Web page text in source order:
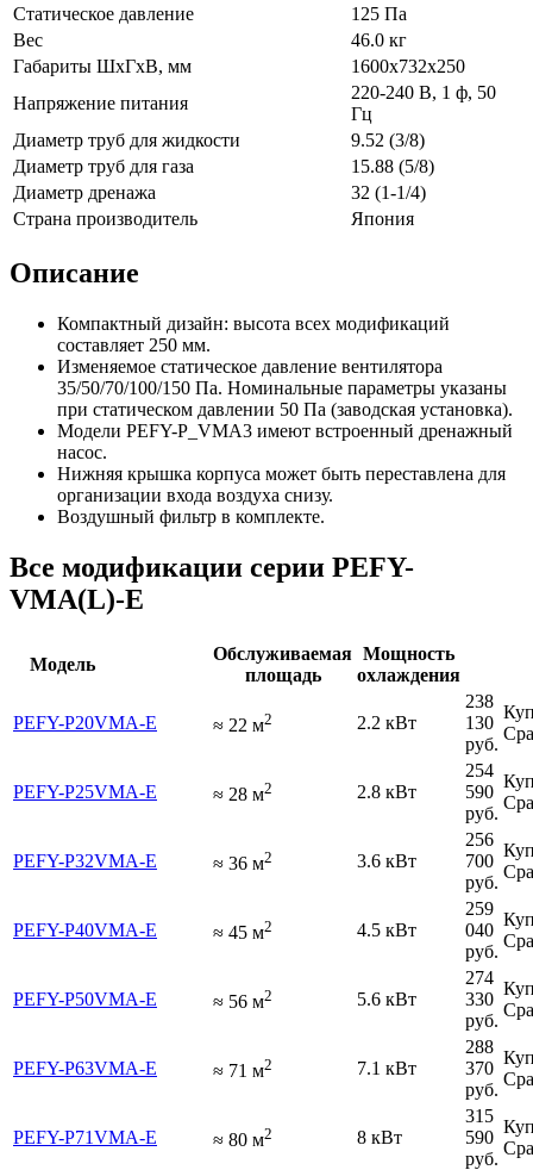
Статическое давление
125 Па
Вес
46.0 кг
Габариты ШхГхВ, мм
1600x732x250
Напряжение питания
220-240 В, 1 ф, 50
Гц
Диаметр труб для жидкости
9.52 (3/8)
Диаметр труб для газа
15.88 (5/8)
Диаметр дренажа
32 (1-1/4)
Страна производитель
Япония
Описание
Компактный дизайн: высота всех модификаций
составляет 250 мм.
Изменяемое статическое давление вентилятора
35/50/70/100/150 Па. Номинальные параметры указаны
при статическом давлении 50 Па (заводская установка).
Модели PEFY-P_VMA3 имеют встроенный дренажный
насос.
Нижняя крышка корпуса может быть переставлена для
организации входа воздуха снизу.
Воздушный фильтр в комплекте.
Все модификации серии PEFY-
VMA(L)-E
Модель
Обслуживаемая
площадь
Мощность
охлаждения
PEFY-P20VMA-E ≈ 22 м2 2.2 кВт
238
130
руб.
PEFY-P25VMA-E ≈ 28 м2 2.8 кВт
254
590
руб.
PEFY-P32VMA-E ≈ 36 м2 3.6 кВт
256
700
руб.
PEFY-P40VMA-E ≈ 45 м2 4.5 кВт
259
040
руб.
PEFY-P50VMA-E ≈ 56 м2 5.6 кВт
274
330
руб.
PEFY-P63VMA-E ≈ 71 м2 7.1 кВт
288
370
руб.
PEFY-P71VMA-E ≈ 80 м2 8 кВт
315
590
руб.